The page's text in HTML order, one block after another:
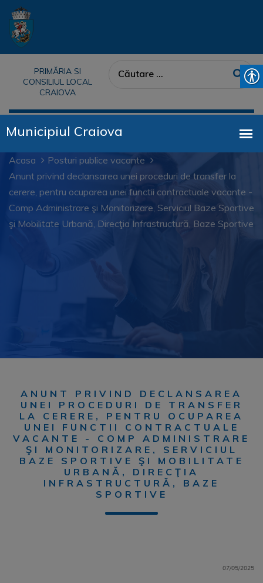
PRIMĂRIA SI
CONSILIUL LOCAL
CRAIOVA
Acasa
Posturi publice vacante
Anunt privind declansarea unei proceduri de transfer la
cerere, pentru ocuparea unei functii contractuale vacante -
Comp Administrare şi Monitorizare, Serviciul Baze Sportive
şi Mobilitate Urbană, Direcţia Infrastructură, Baze Sportive
ANUNT PRIVIND DECLANSAREA
UNEI PROCEDURI DE TRANSFER
LA CERERE, PENTRU OCUPAREA
UNEI FUNCTII CONTRACTUALE
VACANTE - COMP ADMINISTRARE
ŞI MONITORIZARE, SERVICIUL
BAZE SPORTIVE ŞI MOBILITATE
URBANĂ, DIRECŢIA
INFRASTRUCTURĂ, BAZE
SPORTIVE
07/05/2025